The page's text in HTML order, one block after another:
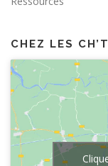
CHEZ LES